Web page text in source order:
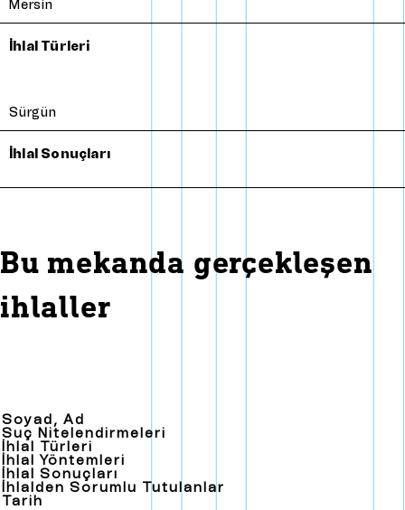
Mersin
İhlal Türleri
Sürgün
İhlal Sonuçları
Bu mekanda gerçekleşen
ihlaller
Soyad, Ad
Suç Nitelendirmeleri
İhlal Türleri
İhlal Yöntemleri
İhlal Sonuçları
İhlalden Sorumlu Tutulanlar
Tarih